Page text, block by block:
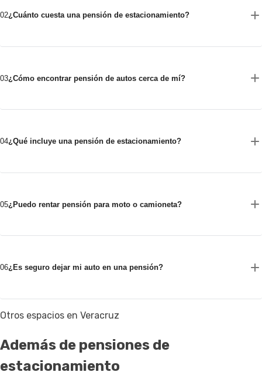
02¿Cuánto cuesta una pensión de estacionamiento?
03¿Cómo encontrar pensión de autos cerca de mí?
04¿Qué incluye una pensión de estacionamiento?
05¿Puedo rentar pensión para moto o camioneta?
06¿Es seguro dejar mi auto en una pensión?
Otros espacios en Veracruz
Además de pensiones de
estacionamiento